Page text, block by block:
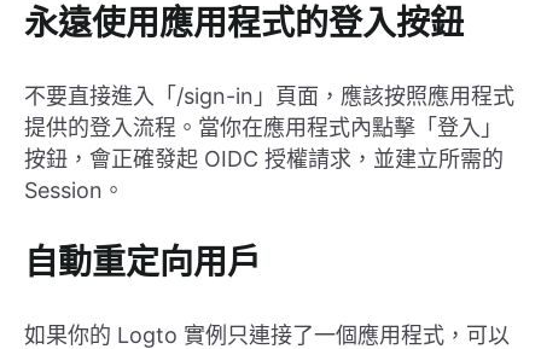
永遠使用應用程式的登入按鈕
不要直接進入「/sign-in」頁面，應該按照應用程式
提供的登入流程。當你在應用程式內點擊「登入」
按鈕，會正確發起 OIDC 授權請求，並建立所需的
Session。
自動重定向用戶
如果你的 Logto 實例只連接了一個應用程式，可以